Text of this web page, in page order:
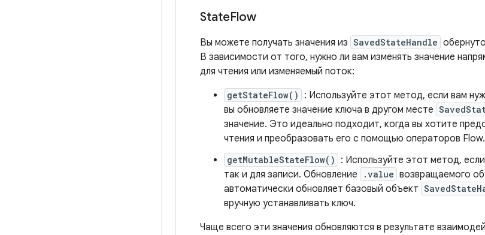
StateFlow
Вы можете получать значения из SavedStateHandle
В зависимости от того, нужно ли вам изменять значение
для чтения или изменяемый поток:
getStateFlow()
: Используйте этот метод, если вам
вы обновляете значение ключа в другом месте
значение. Это идеально подходит, когда вы хотите
чтения и преобразовать его с помощью операторов Flow.
getMutableStateFlow()
: Используйте этот метод,
так и для записи. Обновление
.value возвращаемого
автоматически обновляет базовый объект
вручную устанавливать ключ.
Чаще всего эти значения обновляются в результате